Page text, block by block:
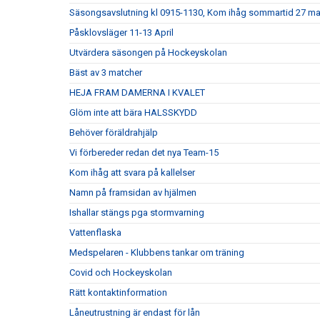
Säsongsavslutning kl 0915-1130, Kom ihåg sommartid 27
Påsklovsläger 11-13 April
Utvärdera säsongen på Hockeyskolan
Bäst av 3 matcher
HEJA FRAM DAMERNA I KVALET
Glöm inte att bära HALSSKYDD
Behöver föräldrahjälp
Vi förbereder redan det nya Team-15
Kom ihåg att svara på kallelser
Namn på framsidan av hjälmen
Ishallar stängs pga stormvarning
Vattenflaska
Medspelaren - Klubbens tankar om träning
Covid och Hockeyskolan
Rätt kontaktinformation
Låneutrustning är endast för lån